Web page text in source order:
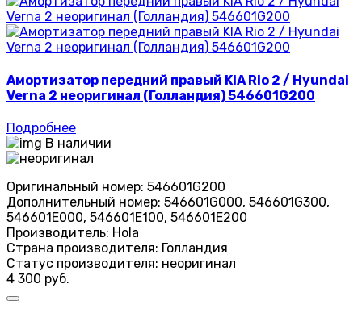
Амортизатор передний правый KIA Rio 2 / Hyundai
Verna 2 неоригинал (Голландия) 546601G200
Подробнее
В наличии
Оригинальный номер: 546601G200
Дополнительный номер: 546601G000, 546601G300,
546601E000, 546601E100, 546601E200
Производитель: Hola
Страна производителя: Голландия
Статус производителя: неоригинал
4 300 руб.